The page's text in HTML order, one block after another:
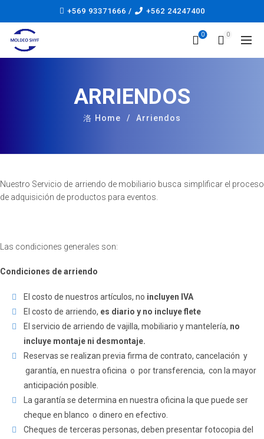
+569 93371666 / +562 24247400
0 0
ARRIENDOS
Home Arriendos
Nuestro Servicio de arriendo de mobiliario busca simplificar el proceso
de adquisición de productos para eventos.
Las condiciones generales son:
Condiciones de arriendo
El costo de nuestros artículos, no incluyen IVA
El costo de arriendo, es diario y no incluye flete
El servicio de arriendo de vajilla, mobiliario y mantelería, no
incluye montaje ni desmontaje.
Reservas se realizan previa firma de contrato, cancelación y
garantía, en nuestra oficina o por transferencia, con la mayor
anticipación posible.
La garantía se determina en nuestra oficina la que puede ser
cheque en blanco o dinero en efectivo.
Cheques de terceras personas, deben presentar fotocopia del